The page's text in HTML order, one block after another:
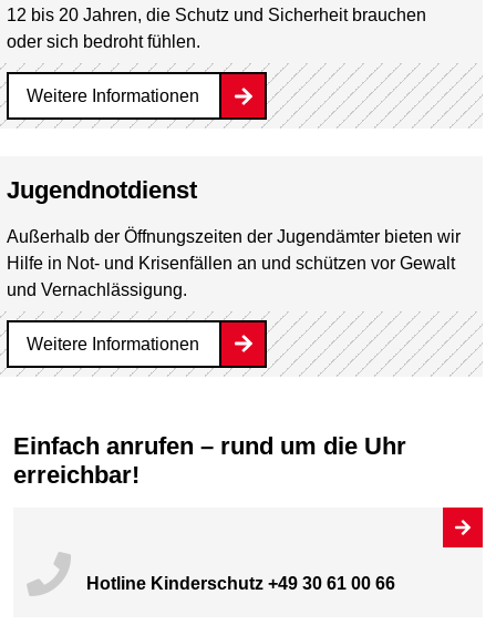
12 bis 20 Jahren, die Schutz und Sicherheit brauchen
oder sich bedroht fühlen.
Weitere Informationen
Jugendnotdienst
Außerhalb der Öffnungszeiten der Jugendämter bieten wir
Hilfe in Not- und Krisenfällen an und schützen vor Gewalt
und Vernachlässigung.
Weitere Informationen
Einfach anrufen – rund um die Uhr
erreichbar!
Hotline Kinderschutz +49 30 61 00 66